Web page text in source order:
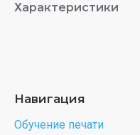
Характеристики
Навигация
Обучение печати